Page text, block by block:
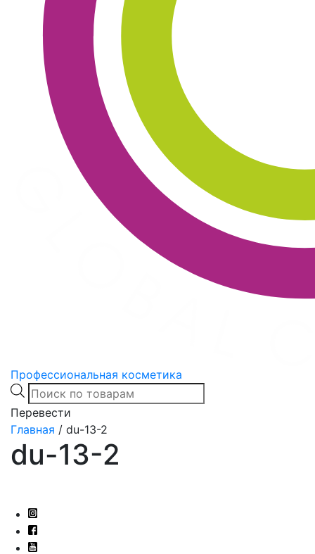
Профессиональная косметика
Products
search
Перевести
Главная / du-13-2
du-13-2